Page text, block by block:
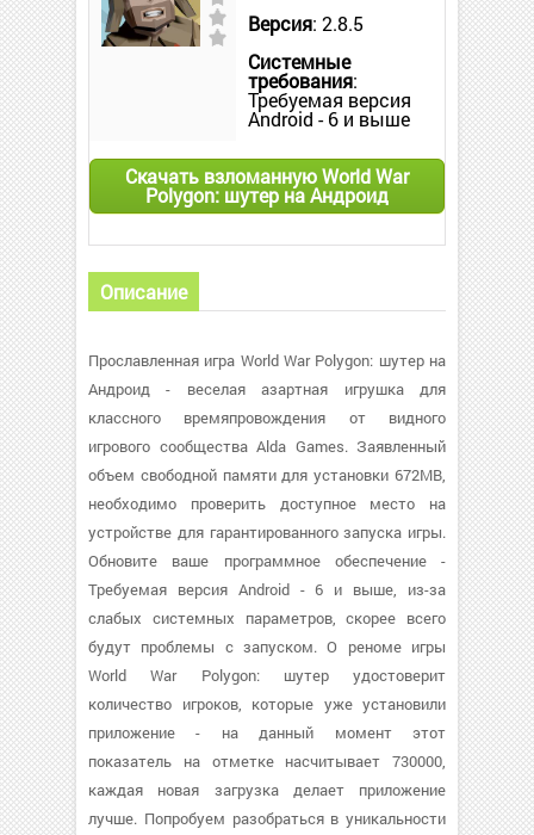
Версия: 2.8.5
Системные
требования:
Требуемая версия
Android - 6 и выше
Скачать взломанную World War
Polygon: шутер на Андроид
Описание
Прославленная игра World War Polygon: шутер на
Андроид - веселая азартная игрушка для
классного времяпровождения от видного
игрового сообщества Alda Games. Заявленный
объем свободной памяти для установки 672MB,
необходимо проверить доступное место на
устройстве для гарантированного запуска игры.
Обновите ваше программное обеспечение -
Требуемая версия Android - 6 и выше, из-за
слабых системных параметров, скорее всего
будут проблемы с запуском. О реноме игры
World War Polygon: шутер удостоверит
количество игроков, которые уже установили
приложение - на данный момент этот
показатель на отметке насчитывает 730000,
каждая новая загрузка делает приложение
лучше. Попробуем разобраться в уникальности